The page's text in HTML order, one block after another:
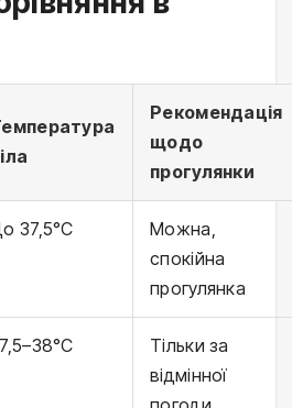
Рекомендація
щодо
прогулянки
37,5°C
Можна,
спокійна
прогулянка
Тільки за
відмінної